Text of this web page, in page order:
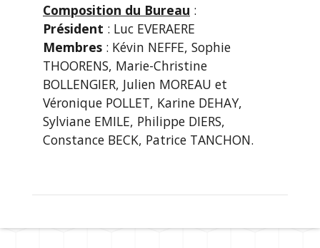
Composition du Bureau :
Président : Luc EVERAERE
Membres : Kévin NEFFE, Sophie
THOORENS, Marie-Christine
BOLLENGIER, Julien MOREAU et
Véronique POLLET, Karine DEHAY,
Sylviane EMILE, Philippe DIERS,
Constance BECK, Patrice TANCHON.